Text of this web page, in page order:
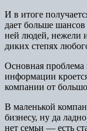
И в итоге
дает больше
ней людей, нежели
диких степях
Основная проблема
информации
компании от
В маленькой
бизнесу, ну да
нет семьи — есть